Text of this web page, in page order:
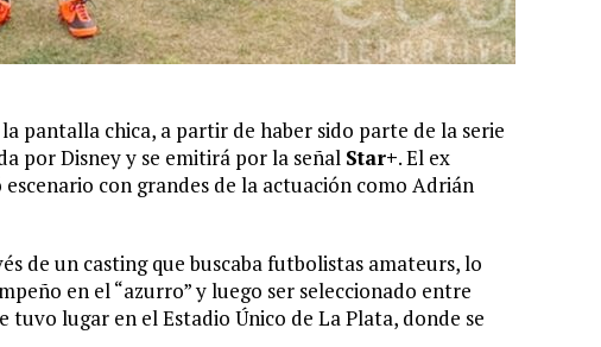
pantalla chica, a partir de haber sido parte de la serie
por Disney y se emitirá por la señal Star+. El ex
con grandes de la actuación como Adrián
de un casting que buscaba futbolistas amateurs, lo
en el “azurro” y luego ser seleccionado entre
lugar en el Estadio Único de La Plata, donde se